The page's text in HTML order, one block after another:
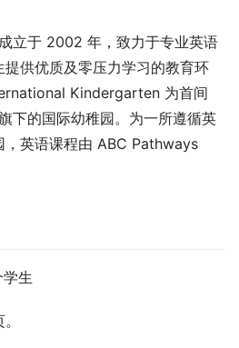
立于 2002 年，致力于专业英语
供优质及零压力学习的教育环
Kindergarten 为首间
下的国际幼稚园。为一所遵循英
，英语课程由 ABC Pathways
生